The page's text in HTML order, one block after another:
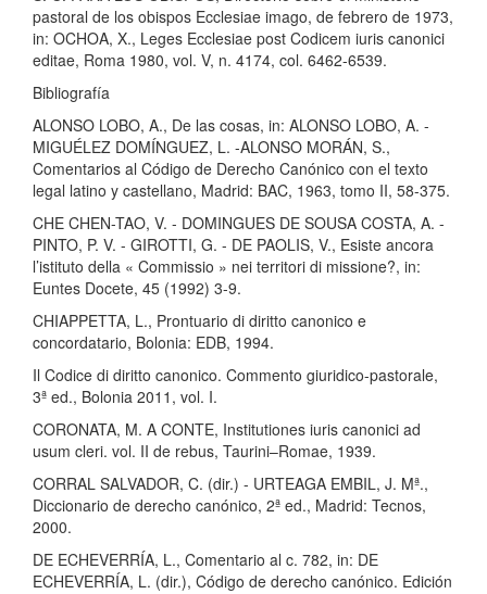
pastoral de los obispos Ecclesiae imago, de febrero de 1973,
in: OCHOA, X., Leges Ecclesiae post Codicem iuris canonici
editae, Roma 1980, vol. V, n. 4174, col. 6462-6539.
Bibliografía
ALONSO LOBO, A., De las cosas, in: ALONSO LOBO, A. -
MIGUÉLEZ DOMÍNGUEZ, L. -ALONSO MORÁN, S.,
Comentarios al Código de Derecho Canónico con el texto
legal latino y castellano, Madrid: BAC, 1963, tomo II, 58-375.
CHE CHEN-TAO, V. - DOMINGUES DE SOUSA COSTA, A. -
PINTO, P. V. - GIROTTI, G. - DE PAOLIS, V., Esiste ancora
l’istituto della « Commissio » nei territori di missione?, in:
Euntes Docete, 45 (1992) 3-9.
CHIAPPETTA, L., Prontuario di diritto canonico e
concordatario, Bolonia: EDB, 1994.
Il Codice di diritto canonico. Commento giuridico-pastorale,
3ª ed., Bolonia 2011, vol. I.
CORONATA, M. A CONTE, Institutiones iuris canonici ad
usum cleri. vol. II de rebus, Taurini–Romae, 1939.
CORRAL SALVADOR, C. (dir.) - URTEAGA EMBIL, J. Mª.,
Diccionario de derecho canónico, 2ª ed., Madrid: Tecnos,
2000.
DE ECHEVERRÍA, L., Comentario al c. 782, in: DE
ECHEVERRÍA, L. (dir.), Código de derecho canónico. Edición